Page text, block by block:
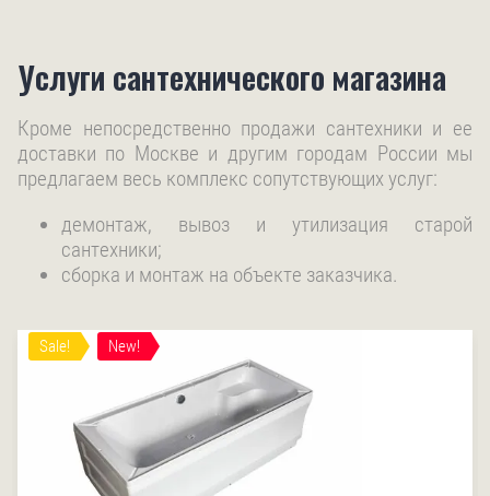
Услуги сантехнического магазина
Кроме непосредственно продажи сантехники и ее
доставки по Москве и другим городам России мы
предлагаем весь комплекс сопутствующих услуг:
демонтаж, вывоз и утилизация старой
сантехники;
сборка и монтаж на объекте заказчика.
Sale! New!